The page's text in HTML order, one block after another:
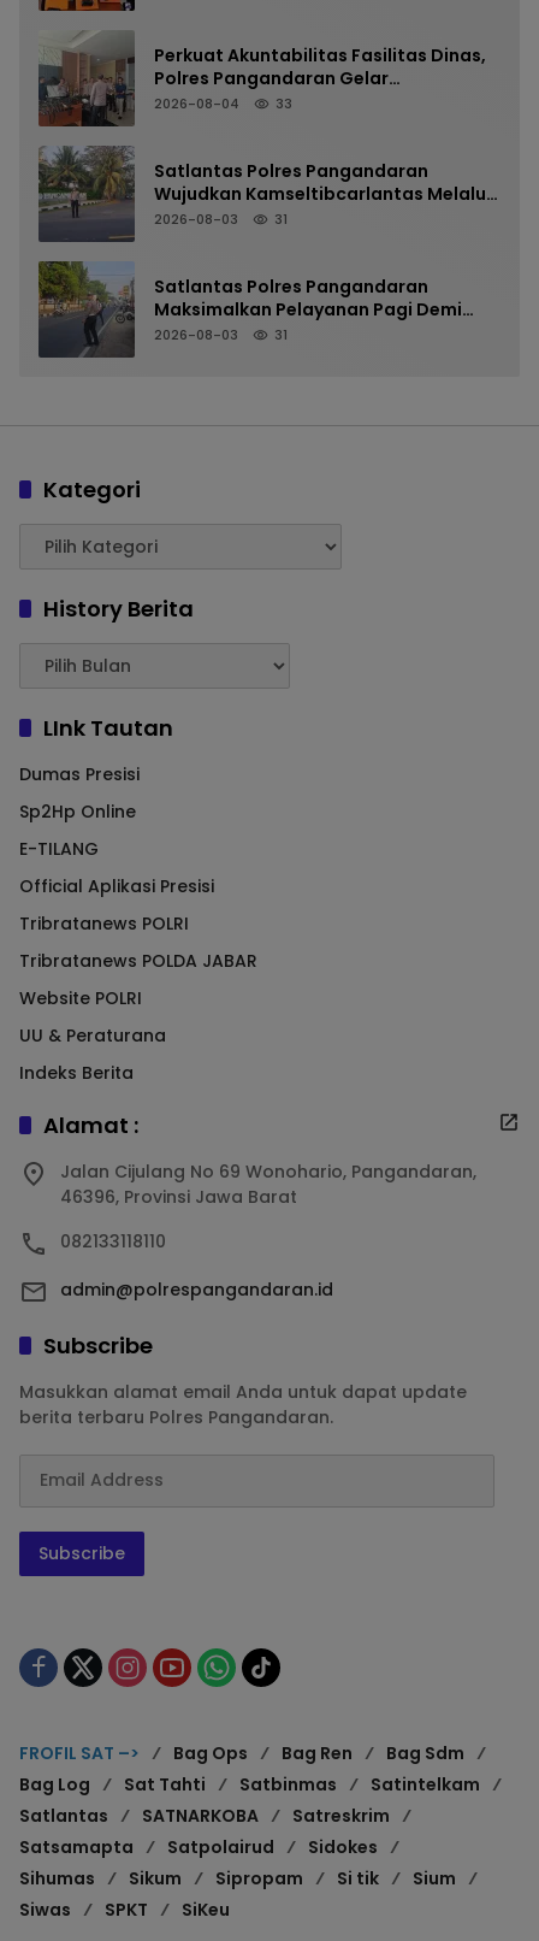
Perkuat Akuntabilitas Fasilitas Dinas,
Polres Pangandaran Gelar
Pemeriksaan Senpi Berkala
2026-08-04 33
Satlantas Polres Pangandaran
Wujudkan Kamseltibcarlantas Melalui
Pelayanan Arus Pagi
2026-08-03 31
Satlantas Polres Pangandaran
Maksimalkan Pelayanan Pagi Demi
Kelancaran Arus Kendaraan
2026-08-03 31
Kategori
History Berita
LInk Tautan
Dumas Presisi
Sp2Hp Online
E-TILANG
Official Aplikasi Presisi
Tribratanews POLRI
Tribratanews POLDA JABAR
Website POLRI
UU & Peraturana
Indeks Berita
Alamat :
Jalan Cijulang No 69 Wonohario, Pangandaran,
46396, Provinsi Jawa Barat
082133118110
admin@polrespangandaran.id
Subscribe
Masukkan alamat email Anda untuk dapat update
berita terbaru Polres Pangandaran.
Subscribe
FROFIL SAT –> Bag Ops Bag Ren
Bag Sdm
Bag Log
Sat Tahti Satbinmas
Satintelkam
Satlantas
SATNARKOBA
Satreskrim
Satsamapta
Satpolairud
Sidokes
Sihumas
Sikum Sipropam Si tik
Sium
Siwas
SPKT
SiKeu